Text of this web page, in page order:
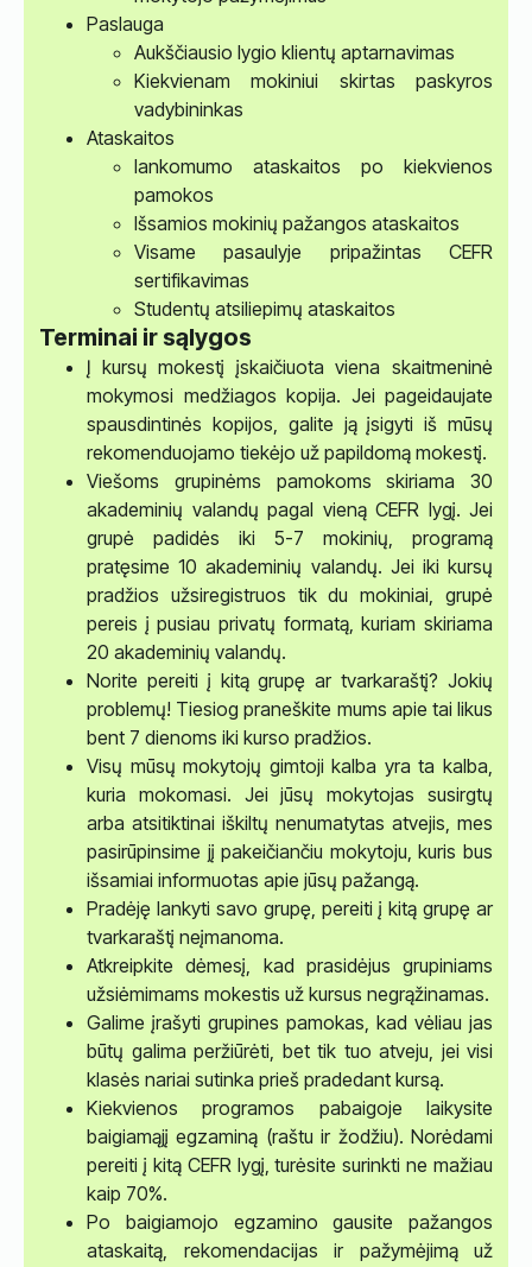
Paslauga
Aukščiausio lygio klientų aptarnavimas
Kiekvienam mokiniui skirtas paskyros
vadybininkas
Ataskaitos
lankomumo ataskaitos po kiekvienos
pamokos
Išsamios mokinių pažangos ataskaitos
Visame pasaulyje pripažintas CEFR
sertifikavimas
Studentų atsiliepimų ataskaitos
Terminai ir sąlygos
Į kursų mokestį įskaičiuota viena skaitmeninė
mokymosi medžiagos kopija. Jei pageidaujate
spausdintinės kopijos, galite ją įsigyti iš mūsų
rekomenduojamo tiekėjo už papildomą mokestį.
Viešoms grupinėms pamokoms skiriama 30
akademinių valandų pagal vieną CEFR lygį. Jei
grupė padidės iki 5-7 mokinių, programą
pratęsime 10 akademinių valandų. Jei iki kursų
pradžios užsiregistruos tik du mokiniai, grupė
pereis į pusiau privatų formatą, kuriam skiriama
20 akademinių valandų.
Norite pereiti į kitą grupę ar tvarkaraštį? Jokių
problemų! Tiesiog praneškite mums apie tai likus
bent 7 dienoms iki kurso pradžios.
Visų mūsų mokytojų gimtoji kalba yra ta kalba,
kuria mokomasi. Jei jūsų mokytojas susirgtų
arba atsitiktinai iškiltų nenumatytas atvejis, mes
pasirūpinsime jį pakeičiančiu mokytoju, kuris bus
išsamiai informuotas apie jūsų pažangą.
Pradėję lankyti savo grupę, pereiti į kitą grupę ar
tvarkaraštį neįmanoma.
Atkreipkite dėmesį, kad prasidėjus grupiniams
užsiėmimams mokestis už kursus negrąžinamas.
Galime įrašyti grupines pamokas, kad vėliau jas
būtų galima peržiūrėti, bet tik tuo atveju, jei visi
klasės nariai sutinka prieš pradedant kursą.
Kiekvienos programos pabaigoje laikysite
baigiamąjį egzaminą (raštu ir žodžiu). Norėdami
pereiti į kitą CEFR lygį, turėsite surinkti ne mažiau
kaip 70%.
Po baigiamojo egzamino gausite pažangos
ataskaitą, rekomendacijas ir pažymėjimą už